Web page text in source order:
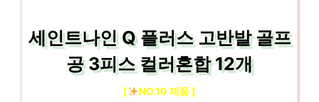
세인트나인 Q 플러스 고반발 골프
공 3피스 컬러혼합 12개
[ NO.10 제품 ]